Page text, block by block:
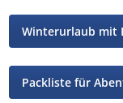
Winterurlaub mit
Packliste für